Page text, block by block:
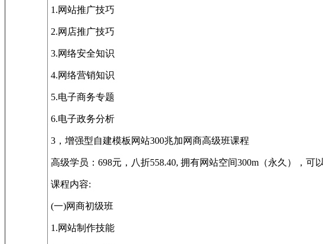
1.网站推广技巧
2.网店推广技巧
3.网络安全知识
4.网络营销知识
5.电子商务专题
6.电子政务分析
3，增强型自建模板网站300兆加网商高级班课程
高级学员：698元，八折558.40, 拥有网站空间300m（永久），
课程内容:
(一)网商初级班
1.网站制作技能